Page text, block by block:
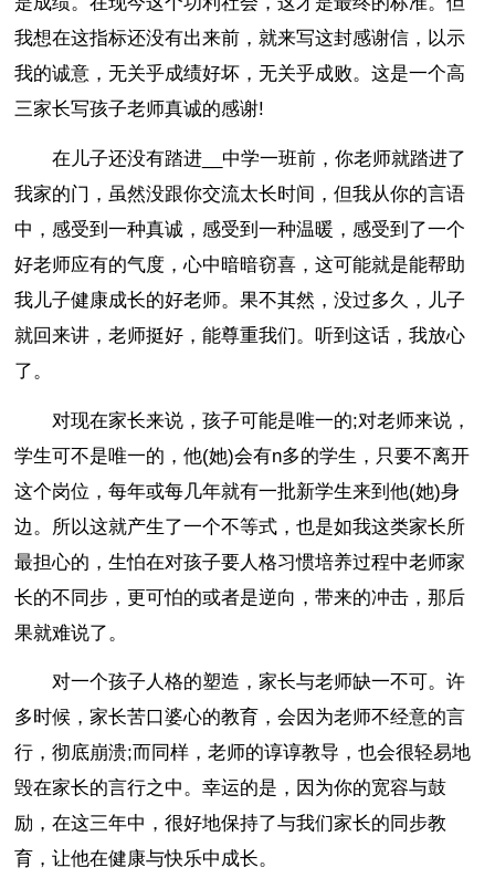
我想在这指标还没有出来前，就来写这封感谢信，以示
我的诚意，无关乎成绩好坏，无关乎成败。这是一个高
三家长写孩子老师真诚的感谢!
在儿子还没有踏进__中学一班前，你老师就踏进了
我家的门，虽然没跟你交流太长时间，但我从你的言语
中，感受到一种真诚，感受到一种温暖，感受到了一个
好老师应有的气度，心中暗暗窃喜，这可能就是能帮助
我儿子健康成长的好老师。果不其然，没过多久，儿子
就回来讲，老师挺好，能尊重我们。听到这话，我放心
了。
对现在家长来说，孩子可能是唯一的;对老师来说，
学生可不是唯一的，他(她)会有n多的学生，只要不离开
这个岗位，每年或每几年就有一批新学生来到他(她)身
边。所以这就产生了一个不等式，也是如我这类家长所
最担心的，生怕在对孩子要人格习惯培养过程中老师家
长的不同步，更可怕的或者是逆向，带来的冲击，那后
果就难说了。
对一个孩子人格的塑造，家长与老师缺一不可。许
多时候，家长苦口婆心的教育，会因为老师不经意的言
行，彻底崩溃;而同样，老师的谆谆教导，也会很轻易地
毁在家长的言行之中。幸运的是，因为你的宽容与鼓
励，在这三年中，很好地保持了与我们家长的同步教
育，让他在健康与快乐中成长。